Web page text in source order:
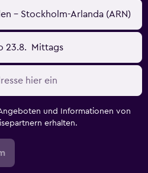
- Stockholm-Arlanda (ARN)
23.8. Mittags
und Informationen von
erhalten.